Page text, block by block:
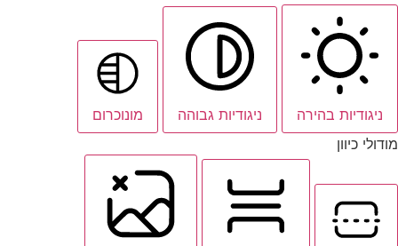
ניגודיות בהירה ניגודיות גבוהה
מונוכרום
מודולי כיוון